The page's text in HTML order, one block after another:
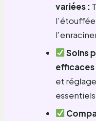
variées :
Soins
efficaces
et